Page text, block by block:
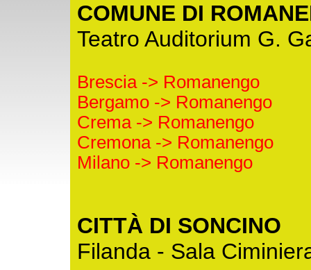
COMUNE DI
Teatro Auditorium G.
Brescia -> Romanengo
Bergamo -> Romanengo
Crema -> Romanengo
Cremona -> Romanengo
Milano -> Romanengo
CITTÀ DI SONCINO
Filanda - Sala